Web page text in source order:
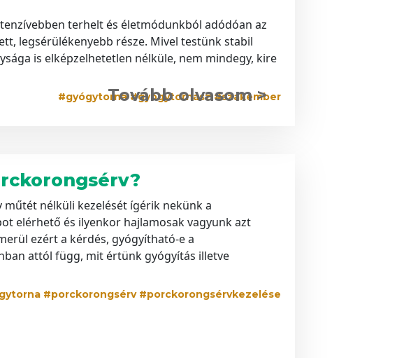
terhelt és életmódunkból adódóan az
legsérülékenyebb része. Mivel testünk stabil
is elképzelhetetlen nélküle, nem mindegy, kire
#gyógytorna #gyógytornász #szakember
Tovább olvasom >
műtét nélküli kezelését ígérik nekünk a
elérhető és ilyenkor hajlamosak vagyunk azt
ezért a kérdés, gyógyítható-e a
attól függ, mit értünk gyógyítás illetve
#porckorongsérv #porckorongsérvkezelése